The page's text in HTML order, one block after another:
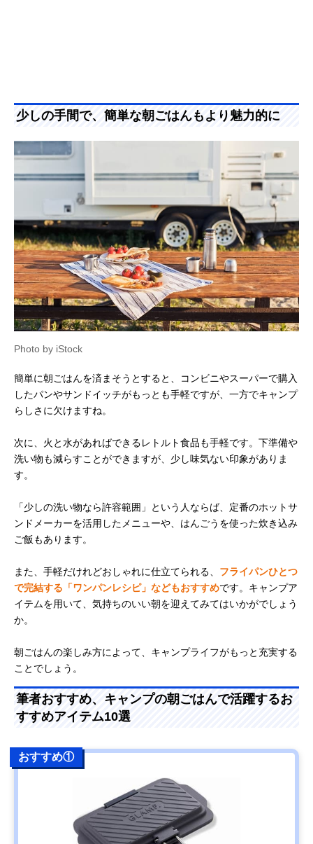
少しの手間で、簡単な朝ごはんもより魅力的に
Photo by iStock
簡単に朝ごはんを済まそうとすると、コンビニやスーパーで購入
したパンやサンドイッチがもっとも手軽ですが、一方でキャンプ
らしさに欠けますね。
次に、火と水があればできるレトルト食品も手軽です。下準備や
洗い物も減らすことができますが、少し味気ない印象がありま
す。
「少しの洗い物なら許容範囲」という人ならば、定番のホットサ
ンドメーカーを活用したメニューや、はんごうを使った炊き込み
ご飯もあります。
また、手軽だけれどおしゃれに仕立てられる、 フライパンひとつ
で完結する「ワンパンレシピ」などもおすすめです。キャンプア
イテムを用いて、気持ちのいい朝を迎えてみてはいかがでしょう
か。
朝ごはんの楽しみ方によって、キャンプライフがもっと充実する
ことでしょう。
筆者おすすめ、キャンプの朝ごはんで活躍するお
すすめアイテム10選
おすすめ①